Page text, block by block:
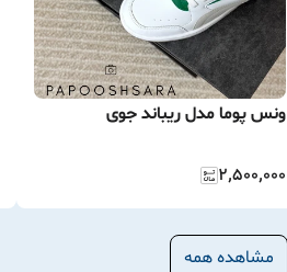
ونس پوما مدل ریباند جوی
۲٬۵۰۰٬۰۰۰
مشاهده همه